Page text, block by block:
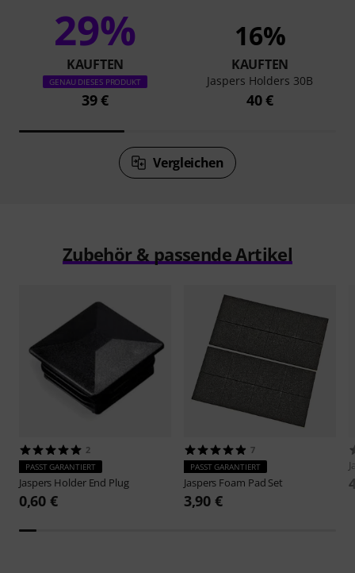
29%
KAUFTEN
GENAU DIESES PRODUKT
39 €
16%
KAUFTEN
Jaspers Holders 30B
40 €
Vergleichen
Zubehör & passende Artikel
2
PASST GARANTIERT
Jaspers Holder End Plug
0,60 €
7
PASST GARANTIERT
Jaspers Foam Pad Set
3,90 €